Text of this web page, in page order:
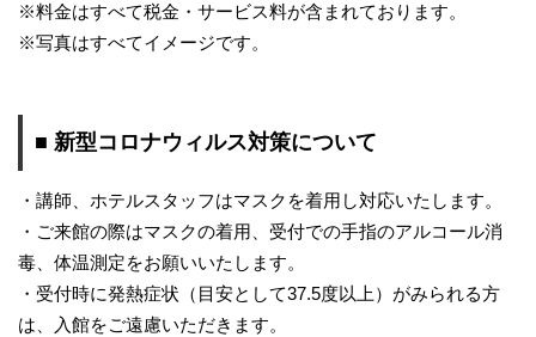
※料金はすべて税金・サービス料が含まれております。
※写真はすべてイメージです。
■ 新型コロナウィルス対策について
・講師、ホテルスタッフはマスクを着用し対応いたします。
・ご来館の際はマスクの着用、受付での手指のアルコール消
毒、体温測定をお願いいたします。
・受付時に発熱症状（目安として37.5度以上）がみられる方
は、入館をご遠慮いただきます。